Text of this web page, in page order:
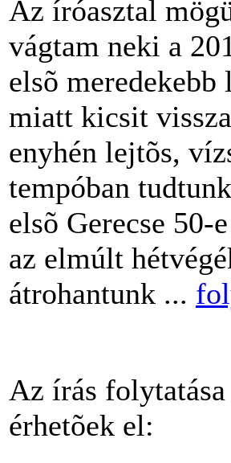
Az íróasztal
vágtam neki a
elsõ meredekebb
miatt kicsit
enyhén lejtõs,
tempóban
elsõ Gerecse 50-
az elmúlt
átrohantunk ...
Az írás folytatása
érhetõek el: